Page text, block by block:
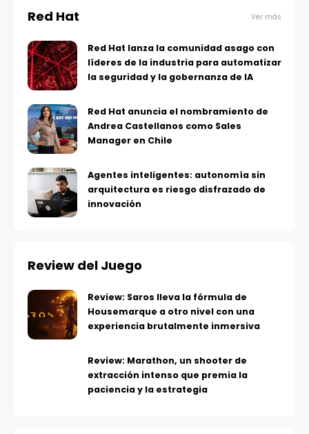
Red Hat Ver más
Red Hat lanza la comunidad asago con
líderes de la industria para automatizar
la seguridad y la gobernanza de IA
Red Hat anuncia el nombramiento de
Andrea Castellanos como Sales
Manager en Chile
Agentes inteligentes: autonomía sin
arquitectura es riesgo disfrazado de
innovación
Review del Juego
Review: Saros lleva la fórmula de
Housemarque a otro nivel con una
experiencia brutalmente inmersiva
Review: Marathon, un shooter de
extracción intenso que premia la
paciencia y la estrategia